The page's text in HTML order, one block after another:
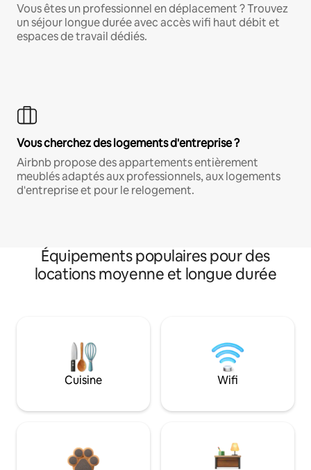
Vous êtes un professionnel en déplacement ? Trouvez
un séjour longue durée avec accès wifi haut débit et
espaces de travail dédiés.
Vous cherchez des logements d'entreprise ?
Airbnb propose des appartements entièrement
meublés adaptés aux professionnels, aux logements
d'entreprise et pour le relogement.
Équipements populaires pour des
locations moyenne et longue durée
Cuisine Wifi